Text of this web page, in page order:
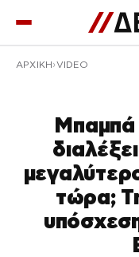
ΑΡΧΙΚΉ VIDEO
Μπαμπά
τώρα;